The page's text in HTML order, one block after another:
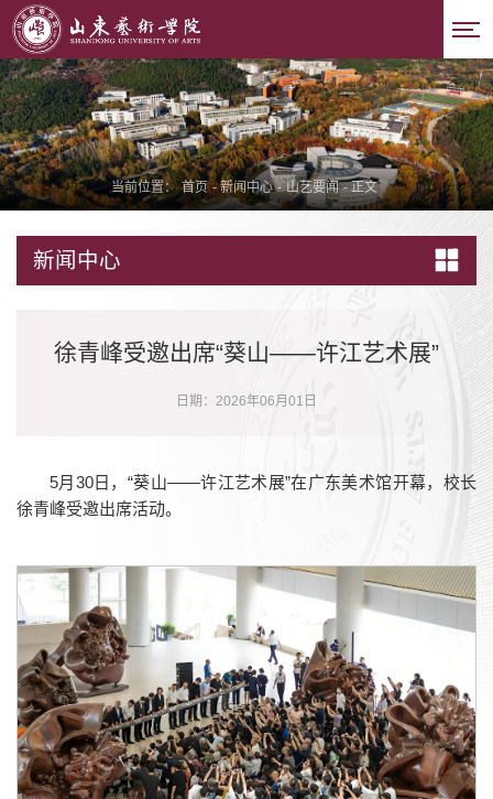
当前位置： 首页 - 新闻中心 - 山艺要闻 - 正文
新闻中心
徐青峰受邀出席“葵山——许江艺术展”
日期：2026年06月01日
5月30日，“葵山——许江艺术展”在广东美术馆开幕，校长
徐青峰受邀出席活动。